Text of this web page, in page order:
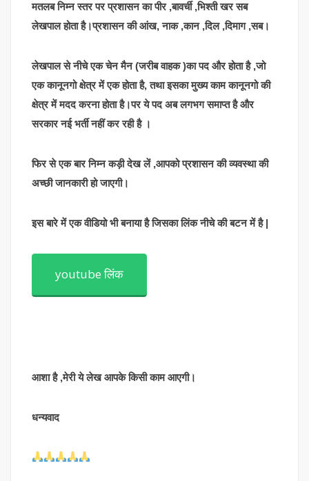
मतलब निम्न स्तर पर प्रशासन का पीर ,बावर्ची ,भिश्ती खर सब
लेखपाल होता है।प्रशासन की आंख, नाक ,कान ,दिल ,दिमाग ,सब।
लेखपाल से नीचे एक चेन मैन (जरीब वाहक )का पद और होता है ,जो
एक कानूनगो क्षेत्र में एक होता है, तथा इसका मुख्य काम कानूनगो की
क्षेत्र में मदद करना होता है।पर ये पद अब लगभग समाप्त है और
सरकार नई भर्ती नहीं कर रही है ।
फिर से एक बार निम्न कड़ी देख लें ,आपको प्रशासन की व्यवस्था की
अच्छी जानकारी हो जाएगी।
इस बारे में एक वीडियो भी बनाया है जिसका लिंक नीचे की बटन में है |
youtube लिंक
आशा है ,मेरी ये लेख आपके किसी काम आएगी।
धन्यवाद